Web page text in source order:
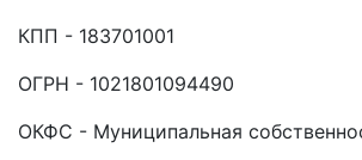
КПП - 183701001
ОГРН - 1021801094490
ОКФС - Муниципальная